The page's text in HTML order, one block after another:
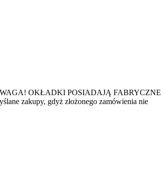
UWAGA! OKŁADKI POSIADAJĄ FABRYCZNE
zakupy, gdyż złożonego zamówienia nie